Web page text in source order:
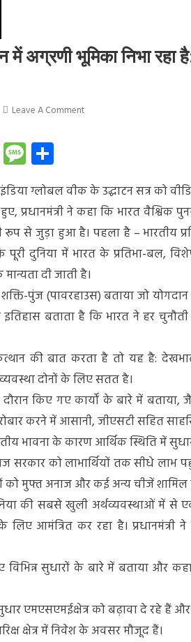
में अग्रणी भूमिका निभा रहा
Leave A CommentOn
अग्रणी
भूमिका
रहा
है:
प्रधानमंत्री
WhatsApp
Message
इंडिया ग्लोबल वीक के उद्घाटन सत्र को
ने कहा कि भारत वैश्विक
से जुड़ा हुआ है। पहला है – भारतीय
पूरी दुनिया में भारत के प्रतिभा-बल,
दी जाती है।
शक्ति-पुंज (पावरहाउस) बताया जो
बताता है कि भारत ने हर
की बात करता है तो यह है:
दोनों के लिए सतत है।
दौरान किए गए कार्यों के बारे में
करने में आसानी, जीएसटी सहित
भावना के कारण आर्थिक स्थिति में
सरकार को लाभार्थियों तक सीधे
मुफ्त अनाज और कई अन्य चीजें शामिल
की सबसे खुली अर्थव्यवस्थाओं में से
लिए आमंत्रित कर रहा है।
विभिन्न सुधारों के बारे में बताया और
एमएसएमईक्षेत्र को बढ़ावा दे रहे हैं
क्षेत्र में निवेश के अवसर मौजूद हैं।